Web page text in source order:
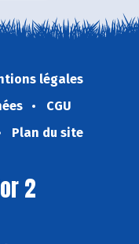
légales
CGU
Plan du site
2